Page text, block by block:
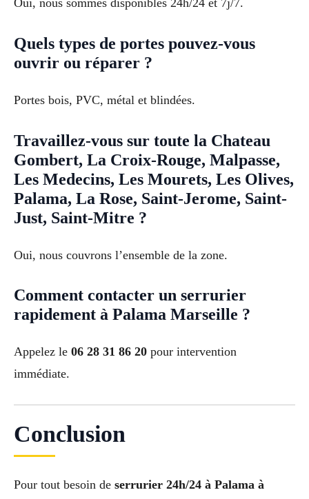
Oui, nous sommes disponibles 24h/24 et 7j/7.
Quels types de portes pouvez-vous
ouvrir ou réparer ?
Portes bois, PVC, métal et blindées.
Travaillez-vous sur toute la Chateau
Gombert, La Croix-Rouge, Malpasse,
Les Medecins, Les Mourets, Les Olives,
Palama, La Rose, Saint-Jerome, Saint-
Just, Saint-Mitre ?
Oui, nous couvrons l’ensemble de la zone.
Comment contacter un serrurier
rapidement à Palama Marseille ?
Appelez le 06 28 31 86 20 pour intervention
immédiate.
Conclusion
Pour tout besoin de serrurier 24h/24 à Palama à